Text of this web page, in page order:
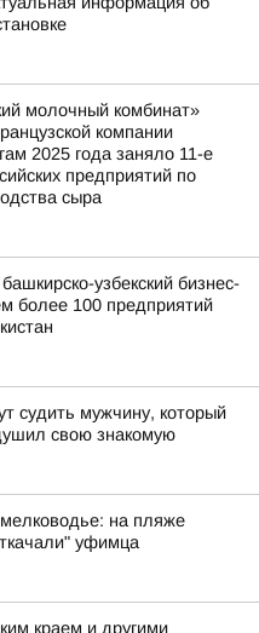
молочный комбинат»
компании
2025 года заняло 11-е
предприятий по
сыра
узбекский бизнес-
более 100 предприятий
судить мужчину, который
свою знакомую
на пляже
уфимца
краем и другими